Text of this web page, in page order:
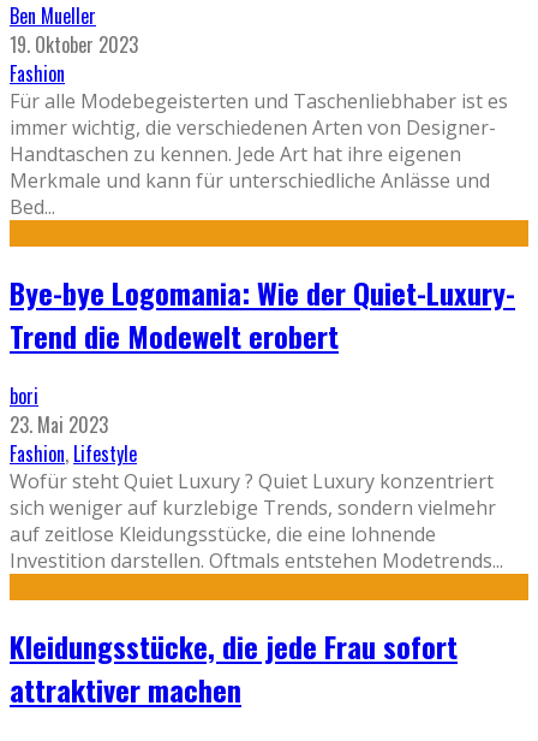
Ben Mueller
19. Oktober 2023
Fashion
Für alle Modebegeisterten und Taschenliebhaber ist es
immer wichtig, die verschiedenen Arten von Designer-
Handtaschen zu kennen. Jede Art hat ihre eigenen
Merkmale und kann für unterschiedliche Anlässe und
Bed...
Bye-bye Logomania: Wie der Quiet-Luxury-
Trend die Modewelt erobert
bori
23. Mai 2023
Fashion, Lifestyle
Wofür steht Quiet Luxury ? Quiet Luxury konzentriert
sich weniger auf kurzlebige Trends, sondern vielmehr
auf zeitlose Kleidungsstücke, die eine lohnende
Investition darstellen. Oftmals entstehen Modetrends...
Kleidungsstücke, die jede Frau sofort
attraktiver machen